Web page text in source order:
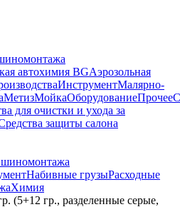
автохимия BGАэрозольная
ИнструментМалярно-
МетизМойкаОборудованиеПрочее
для очистки и ухода за
защиты салона
Набивные грузыРасходные
Химия
(5+12 гр., разделенные серые,